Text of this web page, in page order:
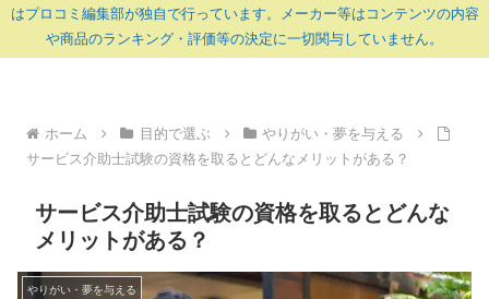
はプロコミ編集部が独自で行っています。メーカー等はコンテンツの内容
や商品のランキング・評価等の決定に一切関与していません。
ホーム 目的で選ぶ
やりがい・夢を与える
サービス介助士試験の資格を取るとどんなメリットがある？
サービス介助士試験の資格を取るとどんな
メリットがある？
やりがい・夢を与える